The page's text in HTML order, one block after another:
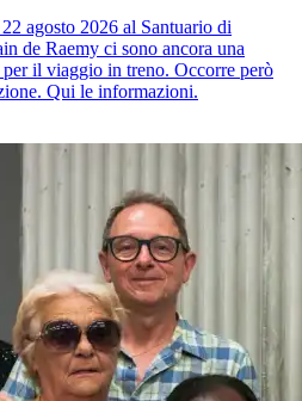
agosto 2026 al Santuario di
de Raemy ci sono ancora una
il viaggio in treno. Occorre però
Qui le informazioni.